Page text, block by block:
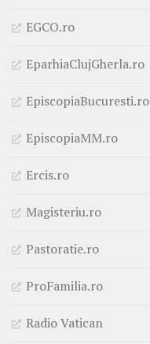
EGCO.ro
EparhiaClujGherla.ro
EpiscopiaBucuresti.ro
EpiscopiaMM.ro
Ercis.ro
Magisteriu.ro
Pastoratie.ro
ProFamilia.ro
Radio Vatican